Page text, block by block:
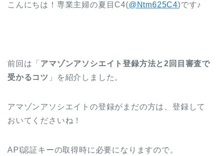
こんにちは！専業主婦の夏目C4(@Ntm625C4)です♪
前回は「 アマゾンアソシエイト登録方法と2回目審査で
受かるコツ 」を紹介しました。
アマゾンアソシエイトの登録がまだの方は、登録して
おいてくださいね！
API認証キーの取得時に必要になりますので。